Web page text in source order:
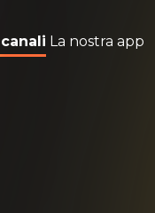
La nostra app